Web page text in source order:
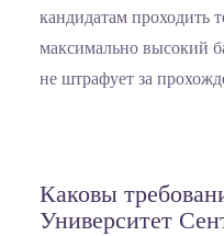
кандидатам проходить
максимально высокий
не штрафует за
Каковы
Университет